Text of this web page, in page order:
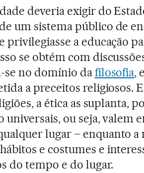
deveria exigir do
um sistema público de
privilegiasse a educação
se obtém com
se no domínio dafilosofia,
a preceitos religiosos.
a ética as suplanta,
universais, ou seja, valem
lugar – enquanto
e costumes e
do tempo e do lugar.